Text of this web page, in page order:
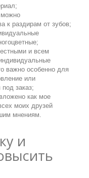
к раздирам от зубов;
и всем
важно особенно для
или
заказ;
как мое
моих друзей
мнениям.
и